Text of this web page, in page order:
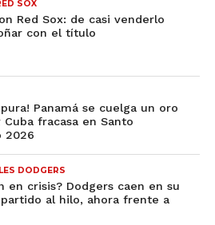
SOX
Red Sox: de casi venderlo
con el título
pura! Panamá se cuelga un oro
fracasa en Santo
2026
DODGERS
en crisis? Dodgers caen en su
al hilo, ahora frente a